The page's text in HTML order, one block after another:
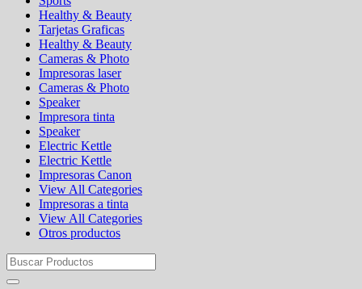
Healthy & Beauty
Tarjetas Graficas
Healthy & Beauty
Cameras & Photo
Impresoras laser
Cameras & Photo
Speaker
Impresora tinta
Speaker
Electric Kettle
Electric Kettle
Impresoras Canon
View All Categories
Impresoras a tinta
View All Categories
Otros productos
Search
for: